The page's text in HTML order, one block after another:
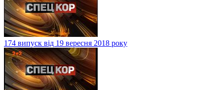
174 випуск від 19 вересня 2018 року